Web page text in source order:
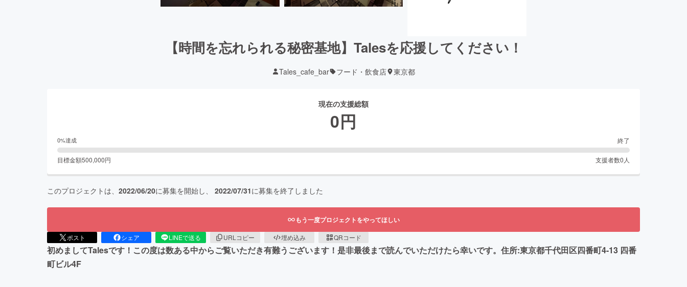
【時間を忘れられる秘密基地】Talesを応援してください！
Tales_cafe_bar フード・飲食店 東京都
現在の支援総額
0円
0%達成 終了
目標金額500,000円 支援者数0 人
このプロジェクトは、 2022/06/20に募集を開始し、 2022/07/31に募集を終了しました
もう一度プロジェクトをやってほしい
ポスト シェア LINEで送る URLコピー 埋め込み QRコード
初めましてTalesです！この度は数ある中からご覧いただき有難うございます！是非最後まで読んでいただけたら幸いです。住所:東京都千代田区四番町4-13 四番
町ビル4F